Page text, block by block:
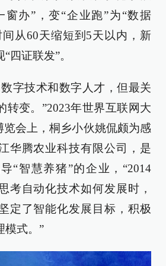
窗办”，变“企业跑”为“数据
从60天缩短到5天以内，新
四证联发”。
字技术和数字人才，但最关
转变。”2023年世界互联网大
览会上，桐乡小伙姚侃颇为感
华腾农业科技有限公司，是
“智慧养猪”的企业，“2014
考自动化技术如何发展时，
定了智能化发展目标，积极
模式。”